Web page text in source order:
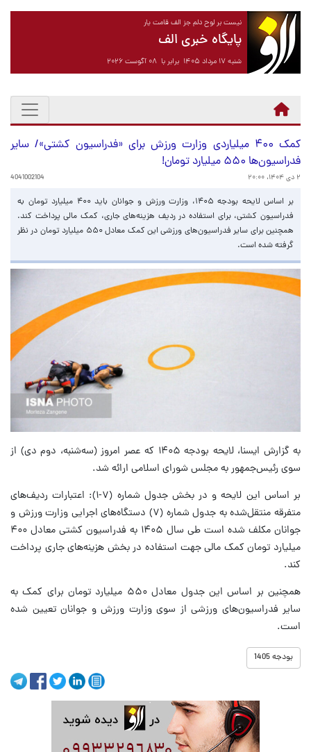
نیست بر لوح دلم جز الف قامت یار
پایگاه خبری الف
شنبه ۱۷ مرداد ۱۴۰۵ برابر با ۰۸ آگوست ۲۰۲۶
کمک ۴۰۰ میلیاردی وزارت ورزش برای «فدراسیون کشتی»/ سایر
فدراسیون‌ها ۵۵۰ میلیارد تومان!
۲ دی ۱۴۰۴، ۲۰:۰۰ 4041002104
بر اساس لایحه بودجه ۱۴۰۵، وزارت ورزش و جوانان باید ۴۰۰ میلیارد تومان به
فدراسیون کشتی، برای استفاده در ردیف هزینه‌های جاری، کمک مالی پرداخت کند.
همچنین برای سایر فدراسیون‌های ورزشی این کمک معادل ۵۵۰ میلیارد تومان در نظر
گرفته شده است.
به گزارش ایسنا، لایحه بودجه ۱۴۰۵ که عصر امروز (سه‌شنبه، دوم دی) از
سوی رئیس‌جمهور به مجلس شورای اسلامی ارائه شد.
بر اساس این لایحه و در بخش جدول شماره (۷-۱): اعتبارات ردیف‌های
متفرقه منتقل‌شده به جدول شماره (۷) دستگاه‌های اجرایی وزارت ورزش و
جوانان مکلف شده است طی سال ۱۴۰۵ به فدراسیون کشتی معادل ۴۰۰
میلیارد تومان کمک مالی جهت استفاده در بخش هزینه‌های جاری پرداخت
کند.
همچنین بر اساس این جدول معادل ۵۵۰ میلیارد تومان برای کمک به
سایر فدراسیون‌های ورزشی از سوی وزارت ورزش و جوانان تعیین شده
است.
بودجه 1405